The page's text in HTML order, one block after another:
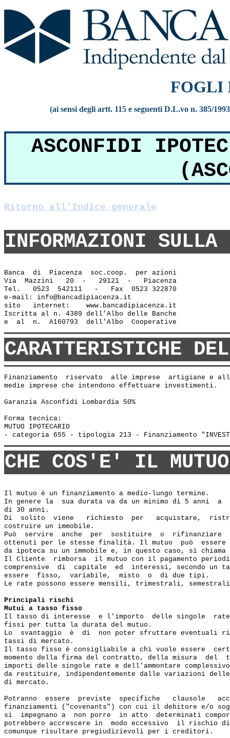
FOGLI
(ai sensi degli artt. 115 e seguenti D.L.vo n. 385/
ASCONFIDI
Ritorno all'Indice generale
INFORMAZIONI SULLA
Banca  di  Piacenza  soc.coop.  per azioni
Via  Mazzini   20  -   29121  -   Piacenza
Tel.   0523  542111   -   Fax  0523 322870
e-mail: info@bancadipiacenza.it
sito   internet:    www.bancadipiacenza.it
Iscritta al n. 4389 dell’Albo delle Banche
CARATTERISTICHE DEL
Finanziamento  riservato  alle imprese  artigiane e
medie imprese che intendono effettuare investimenti.
Garanzia Asconfidi Lombardia 50%
Forma tecnica:
MUTUO IPOTECARIO
CHE COS'E' IL
Il mutuo è un finanziamento a medio-lungo termine.
In genere la  sua durata va da un minimo di 5 anni  a
di 30 anni.
Di  solito  viene   richiesto  per   acquistare,
costruire un immobile.
Può  servire  anche  per  sostituire  o  rifinanziare
ottenuti per le stesse finalità. Il mutuo  può  essere
da ipoteca su un immobile e, in questo caso, si
Il Cliente  rimborsa  il mutuo con il pagamento
comprensive  di  capitale  ed  interessi, secondo un
essere  fisso,  variabile,  misto  o  di due tipi.
Le rate possono essere mensili, trimestrali,
Principali rischi
Mutui a tasso fisso
Il tasso di interesse  e l'importo  delle singole  rate
fissi per tutta la durata del mutuo.
Lo  svantaggio  è  di  non poter sfruttare eventuali
tassi di mercato.
Il tasso fisso è consigliabile a chi vuole essere
momento della firma del contratto, della misura  del
importi delle singole rate e dell'ammontare
da restituire, indipendentemente dalle variazioni
di mercato.
Potranno  essere  previste  specifiche   clausole
finanziamenti ("covenants") con cui il debitore e/o
si  impegnano a  non porre  in atto  determinati
potrebbero accrescere in  modo eccessivo  il rischio
comunque risultare pregiudizievoli per i creditori.